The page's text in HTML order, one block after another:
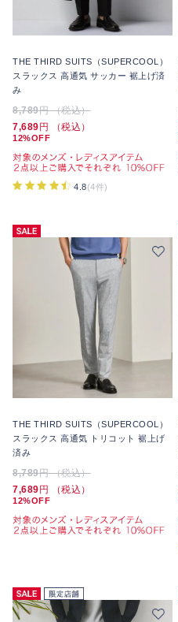
THE THIRD SUITS（SUPERCOOL）
スラックス 高通気 サッカー 裾上げ済
み
8,789円 （税込）
7,689 円 （税込）
12%OFF
4.8(4件)
THE THIRD SUITS（SUPERCOOL）
スラックス 高通気 トリコット 裾上げ
済み
8,789円 （税込）
7,689 円 （税込）
12%OFF